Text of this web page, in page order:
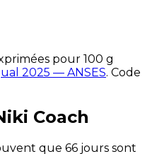
pour 100 g
2025 — ANSES. Code
Coach
que 66 jours sont